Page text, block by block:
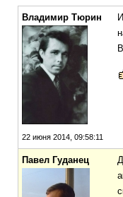
Владимир Тюрин
22 июня 2014, 09:58:11
Павел Гуданец